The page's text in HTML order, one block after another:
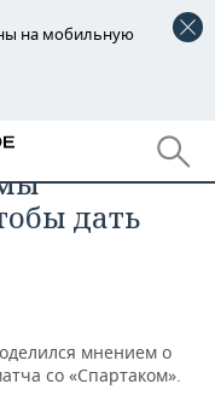
на мобильную
—
дать
мнением о
со «Спартаком».